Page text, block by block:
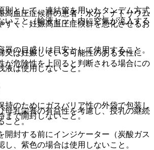
として、連結管を用いたタンデム方式
いこと（輸液セット内に空気が流入する
の目盛りは目安として使用すること。
は使用しないこと。
のためにガスバリア性の外袋で包装し
まで開封しないこと。
封する前にインジケーター（炭酸ガス
し、紫色の場合は使用しないこと。
血圧症候群の患者：水分、ナトリウム
すく、妊娠高血圧症候群を悪化させるお
は妊娠している可能性のある女性に
が危険性を上回ると判断される場合にの
母乳栄養の有益性を考慮し、授乳の継続
こと。